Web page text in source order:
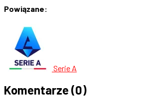
Powiązane:
Serie A
Komentarze (0)